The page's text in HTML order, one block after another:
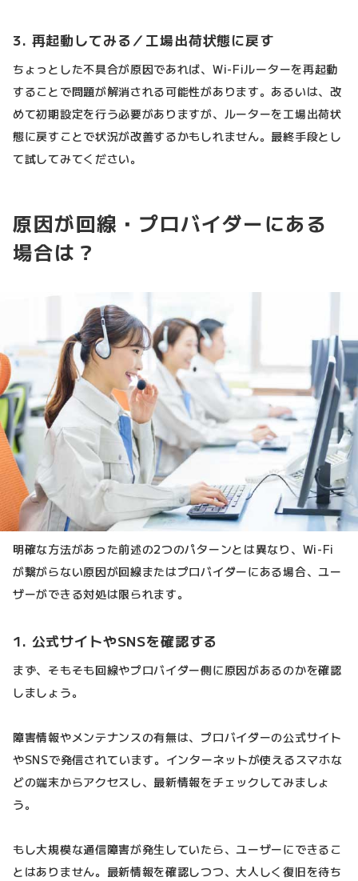
3. 再起動してみる／工場出荷状態に戻す
ちょっとした不具合が原因であれば、Wi-Fiルーターを再起動
することで問題が解消される可能性があります。あるいは、改
めて初期設定を行う必要がありますが、ルーターを工場出荷状
態に戻すことで状況が改善するかもしれません。最終手段とし
て試してみてください。
原因が回線・プロバイダーにある
場合は？
明確な方法があった前述の2つのパターンとは異なり、Wi-Fi
が繋がらない原因が回線またはプロバイダーにある場合、ユー
ザーができる対処は限られます。
1. 公式サイトやSNSを確認する
まず、そもそも回線やプロバイダー側に原因があるのかを確認
しましょう。
障害情報やメンテナンスの有無は、プロバイダーの公式サイト
やSNSで発信されています。インターネットが使えるスマホな
どの端末からアクセスし、最新情報をチェックしてみましょ
う。
もし大規模な通信障害が発生していたら、ユーザーにできるこ
とはありません。最新情報を確認しつつ、大人しく復旧を待ち